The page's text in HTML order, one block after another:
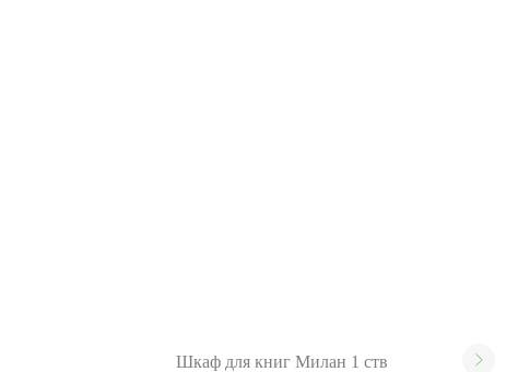
Шкаф для книг Милан 1 ств